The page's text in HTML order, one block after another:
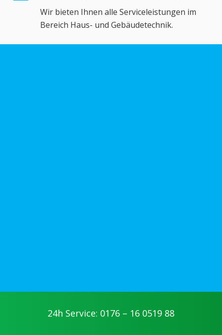
Wir bieten Ihnen alle Serviceleistungen im
Bereich Haus- und Gebäudetechnik.
24h Service: 0176 – 16 0519 88